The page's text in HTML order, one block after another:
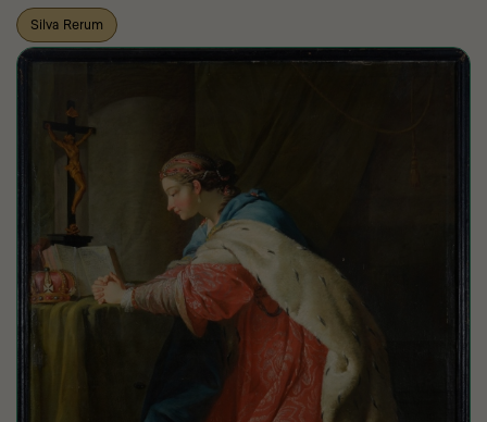
Silva Rerum